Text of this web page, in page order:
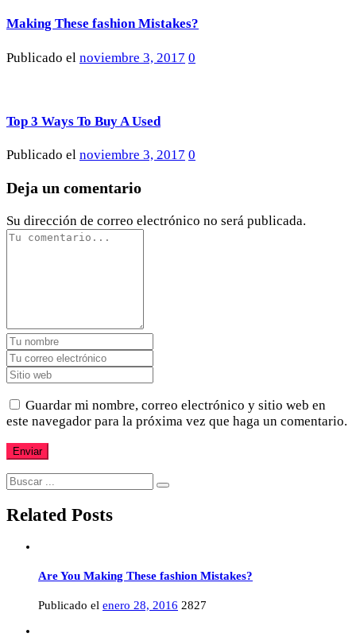
Making These fashion Mistakes?
Publicado el noviembre 3, 2017 0
Top 3 Ways To Buy A Used
Publicado el noviembre 3, 2017 0
Deja un comentario
Su dirección de correo electrónico no será publicada.
Guardar mi nombre, correo electrónico y sitio web en
este navegador para la próxima vez que haga un comentario.
Related Posts
Are You Making These fashion Mistakes?
Publicado el enero 28, 2016 2827